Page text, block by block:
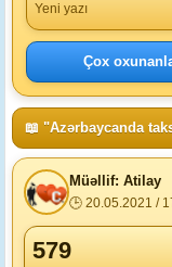
Yeni yazı
Çox
📖 "Azərbaycanda
Müəllif: Atilay
🕒 20.05.2021 /
579